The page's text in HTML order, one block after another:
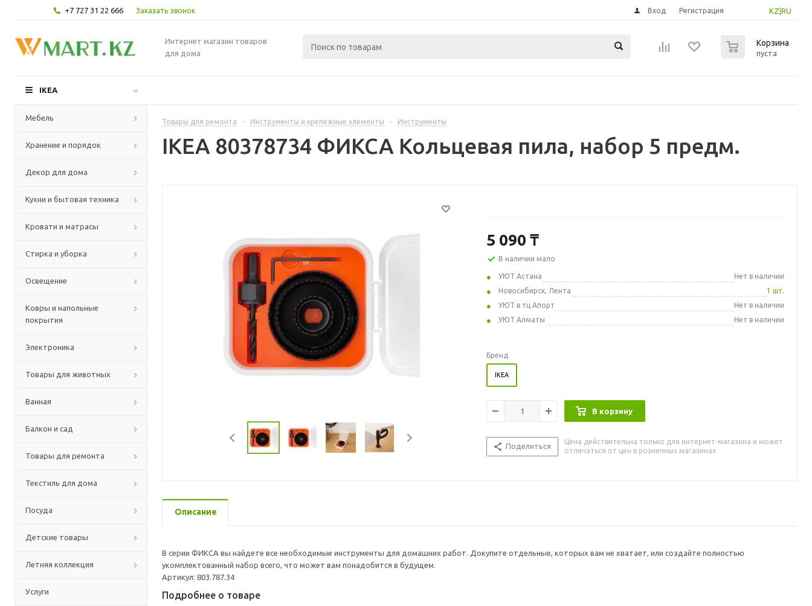
+7 727 31 22 666 Заказать звонок KZ RU
Вход Регистрация
Интернет магазин товаров
для дома
Корзина
пуста
IKEA
Мебель
Хранение и порядок
Декор для дома
Кухни и бытовая техника
Кровати и матрасы
Стирка и уборка
Освещение
Ковры и напольные
покрытия
Электроника
Товары для животных
Ванная
Балкон и сад
Товары для ремонта
Текстиль для дома
Посуда
Детские товары
Летняя коллекция
Услуги
Товары для ремонта - Инструменты и крепежные элементы - Инструменты
IKEA 80378734 ФИКСА Кольцевая пила, набор 5 предм.
5 090 ₸
В наличии мало
УЮТ Астана
Нет в наличии
Новосибирск, Лента
1 шт.
УЮТ в тц Апорт
Нет в наличии
УЮТ Алматы
Нет в наличии
Бренд
IKEA
В корзину
Поделиться
Цена действительна только для интернет-магазина и может
отличаться от цен в розничных магазинах
Описание
В серии ФИКСА вы найдете все необходимые инструменты для домашних работ. Докупите отдельные, которых вам не хватает, или создайте полностью
укомплектованный набор всего, что может вам понадобится в будущем.
Артикул: 803.787.34
Подробнее о товаре